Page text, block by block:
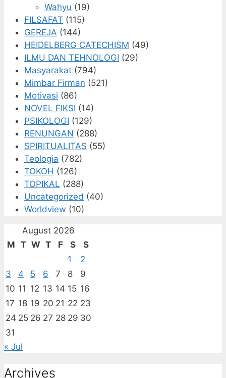
Wahyu (19)
FILSAFAT (115)
GEREJA (144)
HEIDELBERG CATECHISM (49)
ILMU DAN TEHNOLOGI (29)
Masyarakat (794)
Mimbar Firman (521)
Motivasi (86)
NOVEL FIKSI (14)
PSIKOLOGI (129)
RENUNGAN (288)
SPIRITUALITAS (55)
Teologia (782)
TOKOH (126)
TOPIKAL (288)
Uncategorized (40)
Worldview (10)
August 2026
M T W T F S
S
1
2
3
4 5 6 7 8
9
10 11 12 13 14 15 16
17 18 19 20 21 22 23
24 25 26 27 28 29 30
31
« Jul
Archives